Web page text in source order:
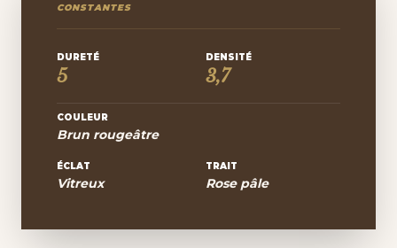
CONSTANTES
DURETÉ
5
DENSITÉ
3,7
COULEUR
Brun rougeâtre
ÉCLAT
Vitreux
TRAIT
Rose pâle